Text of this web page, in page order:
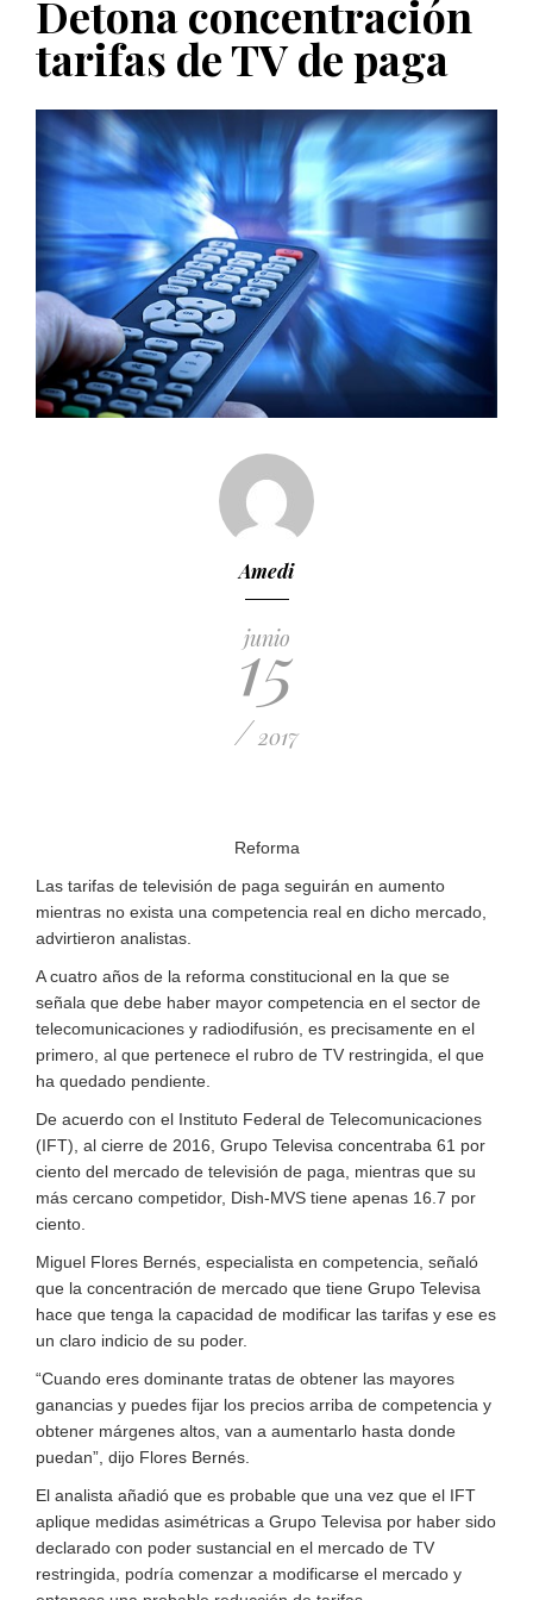
PUBLICADO EL 5 ENERO, 2023
Detona concentración
tarifas de TV de paga
Amedi
junio
15
/ 2017
Reforma
Las tarifas de televisión de paga seguirán en aumento
mientras no exista una competencia real en dicho mercado,
advirtieron analistas.
A cuatro años de la reforma constitucional en la que se
señala que debe haber mayor competencia en el sector de
telecomunicaciones y radiodifusión, es precisamente en el
primero, al que pertenece el rubro de TV restringida, el que
ha quedado pendiente.
De acuerdo con el Instituto Federal de Telecomunicaciones
(IFT), al cierre de 2016, Grupo Televisa concentraba 61 por
ciento del mercado de televisión de paga, mientras que su
más cercano competidor, Dish-MVS tiene apenas 16.7 por
ciento.
Miguel Flores Bernés, especialista en competencia, señaló
que la concentración de mercado que tiene Grupo Televisa
hace que tenga la capacidad de modificar las tarifas y ese es
un claro indicio de su poder.
“Cuando eres dominante tratas de obtener las mayores
ganancias y puedes fijar los precios arriba de competencia y
obtener márgenes altos, van a aumentarlo hasta donde
puedan”, dijo Flores Bernés.
El analista añadió que es probable que una vez que el IFT
aplique medidas asimétricas a Grupo Televisa por haber sido
declarado con poder sustancial en el mercado de TV
restringida, podría comenzar a modificarse el mercado y